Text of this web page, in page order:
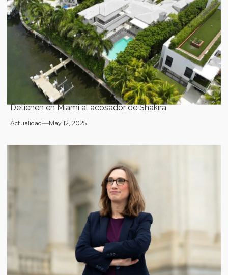
Detienen en Miami al acosador de Shakira
Actualidad May 12, 2025